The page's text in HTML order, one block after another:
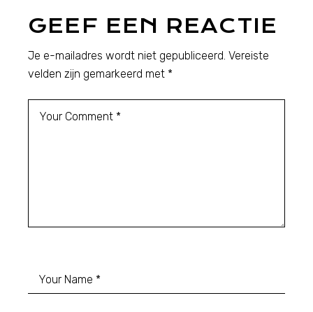
GEEF EEN REACTIE
Je e-mailadres wordt niet gepubliceerd. Vereiste
velden zijn gemarkeerd met *